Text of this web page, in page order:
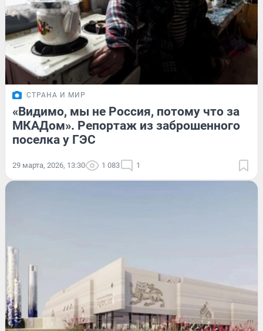
СТРАНА И МИР
«Видимо, мы не Россия, потому что за
МКАДом». Репортаж из заброшенного
поселка у ГЭС
29 марта, 2026, 13:30 1 083 1